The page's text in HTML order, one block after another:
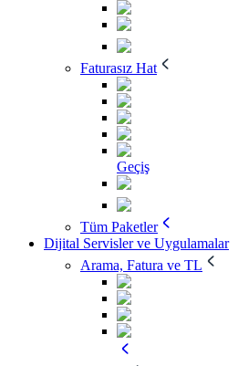
Faturasız Hat
Geçiş
Tüm Paketler
Dijital Servisler ve Uygulamalar
Arama, Fatura ve TL